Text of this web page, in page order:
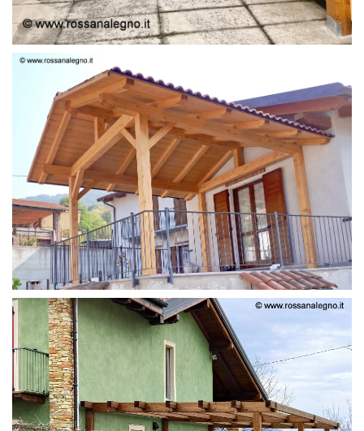
STRUTTURA LAMELLARE PRETAGLIATO